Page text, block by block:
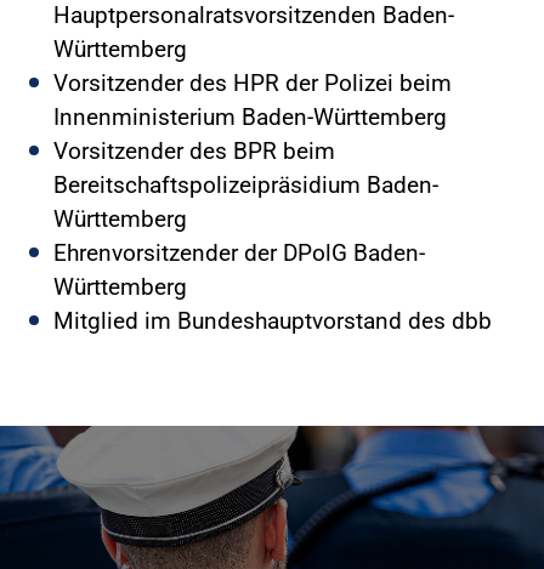
Hauptpersonalratsvorsitzenden Baden-
Württemberg
Vorsitzender des HPR der Polizei beim
Innenministerium Baden-Württemberg
Vorsitzender des BPR beim
Bereitschaftspolizeipräsidium Baden-
Württemberg
Ehrenvorsitzender der DPolG Baden-
Württemberg
Mitglied im Bundeshauptvorstand des dbb